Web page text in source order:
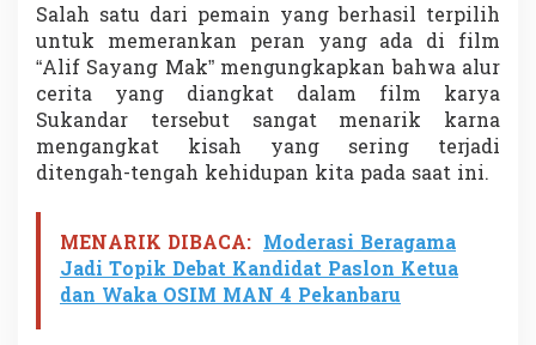
Salah satu dari pemain yang berhasil terpilih
untuk memerankan peran yang ada di film
“Alif Sayang Mak” mengungkapkan bahwa alur
cerita yang diangkat dalam film karya
Sukandar tersebut sangat menarik karna
mengangkat kisah yang sering terjadi
ditengah-tengah kehidupan kita pada saat ini.
MENARIK DIBACA: Moderasi Beragama
Jadi Topik Debat Kandidat Paslon Ketua
dan Waka OSIM MAN 4 Pekanbaru